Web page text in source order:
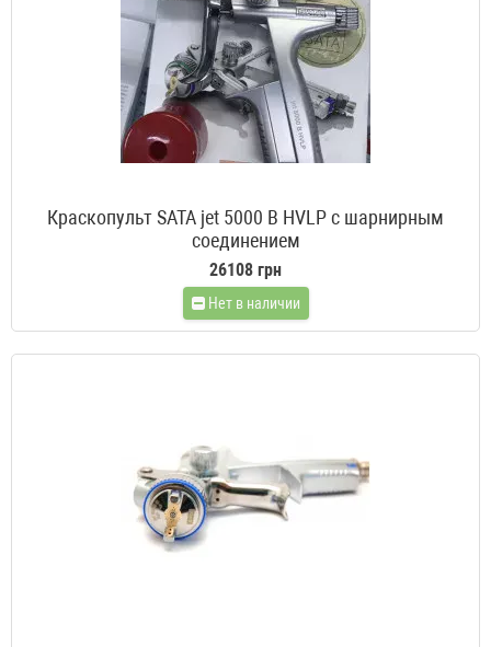
Краскопульт SATA jet 5000 B HVLP с шарнирным
соединением
26108 грн
Нет в наличии